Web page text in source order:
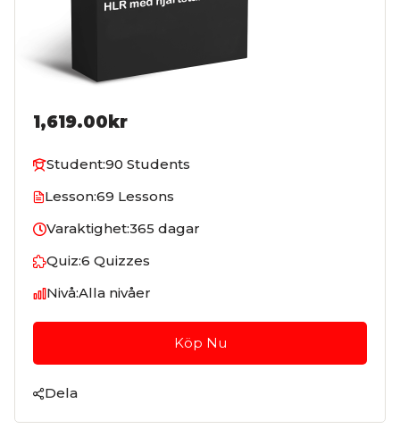
1,619.00kr
Student:90 Students
Lesson:69 Lessons
Varaktighet:365 dagar
Quiz:6 Quizzes
Nivå:Alla nivåer
Köp Nu
Dela